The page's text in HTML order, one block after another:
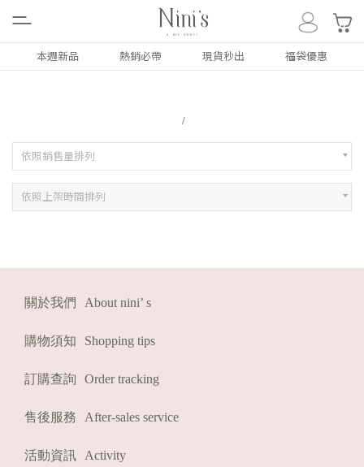
0
本週新品 熱銷必帶 現貨秒出 福袋優惠
上衣TOP
洋裝/套裝DRESS
FAST現貨
2026福袋
依照銷售量排列
依照上架時間排列
關於我們 About nini’ s
購物須知 Shopping tips
訂購查詢 Order tracking
售後服務 After-sales service
活動資訊 Activity